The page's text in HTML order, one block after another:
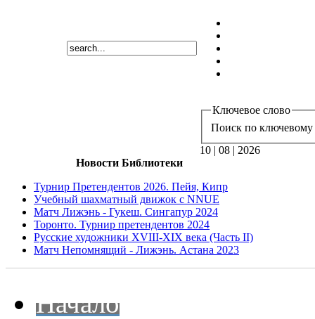
Ключевое слово
Поиск по ключевому
10 | 08 | 2026
Новости Библиотеки
Турнир Претендентов 2026. Пейя, Кипр
Учебный шахматный движок с NNUE
Матч Лижэнь - Гукеш. Сингапур 2024
Торонто. Турнир претендентов 2024
Русские художники XVIII-XIX века (Часть II)
Матч Непомнящий - Лижэнь. Астана 2023
Начало